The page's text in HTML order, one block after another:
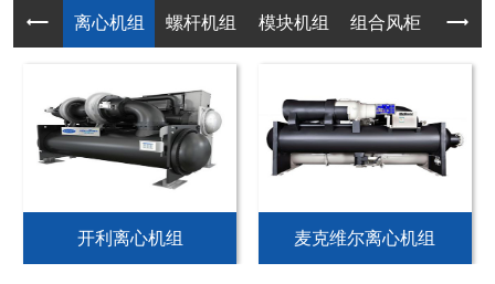
离心机组 螺杆机组 模块机组 组合风柜 风机
开利离心机组 麦克维尔离心机组